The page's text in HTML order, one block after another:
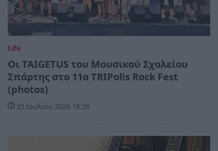
Life
Οι TAIGETUS του Μουσικού Σχολείου
Σπάρτης στο 11ο TRIPolis Rock Fest
(photos)
25 Ιουλίου 2026 18:26